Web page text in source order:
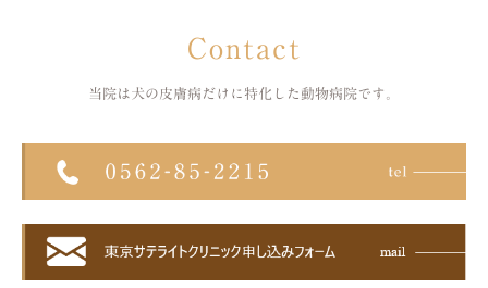
Contact
当院は犬の皮膚病だけに特化した 動物病院です。